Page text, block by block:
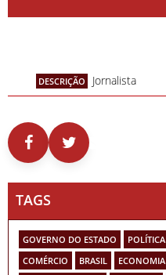
DESCRIÇÃO Jornalista
TAGS
GOVERNO DO ESTADO POLÍTICA
COMÉRCIO
BRASIL ECONOMIA